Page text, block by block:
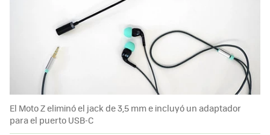
El Moto Z eliminó el jack de 3,5 mm e incluyó un adaptador
para el puerto USB-C